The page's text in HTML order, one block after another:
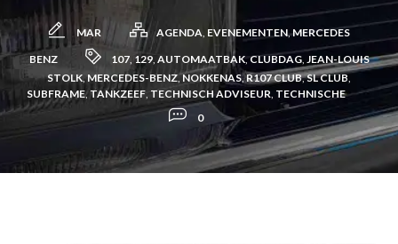
MAR AGENDA, EVENEMENTEN,MERCEDES
BENZ
107, 129, AUTOMAATBAK,CLUBDAG, JEAN-LOUIS
STOLK,MERCEDES-BENZ,NOKKENAS,R107 CLUB,SL CLUB,
SUBFRAME, TANKZEEF, TECHNISCH ADVISEUR, TECHNISCHE
0